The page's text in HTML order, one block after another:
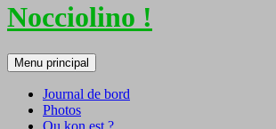
Nocciolino !
Recherche
Menu principal
Aller
au
contenu
Journal de bord
Photos
Ou kon est ?